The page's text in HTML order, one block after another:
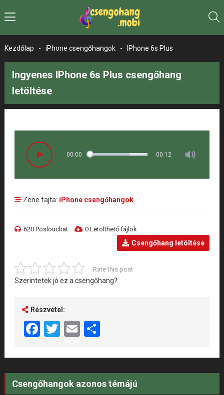
Kezdőlap - iPhone csengőhangok - IPhone 6s Plus
Ingyenes IPhone 6s Plus csengőhang
letöltése
00:00 00:12
Zene fajta: iPhone csengőhangok
620 Poslouchat 0 Letölthető fájlok
Csengőhang letöltése
Rate this post
Szerintetek jó ez a csengőhang?
Részvétel:
Facebook
Twitter
EmailShare
Csengőhangok azonos témájú